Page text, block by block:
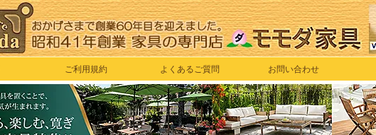
ご利用規約 よくあるご質問 お問い合わせ